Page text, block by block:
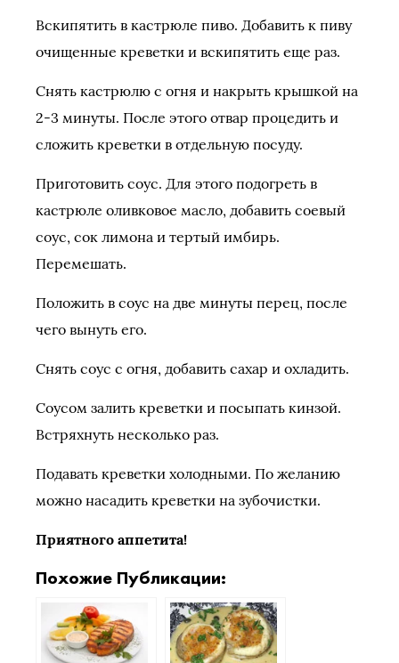
Вскипятить в кастрюле пиво. Добавить к пиву
очищенные креветки и вскипятить еще раз.
Снять кастрюлю с огня и накрыть крышкой на
2-3 минуты. После этого отвар процедить и
сложить креветки в отдельную посуду.
Приготовить соус. Для этого подогреть в
кастрюле оливковое масло, добавить соевый
соус, сок лимона и тертый имбирь.
Перемешать.
Положить в соус на две минуты перец, после
чего вынуть его.
Снять соус с огня, добавить сахар и охладить.
Соусом залить креветки и посыпать кинзой.
Встряхнуть несколько раз.
Подавать креветки холодными. По желанию
можно насадить креветки на зубочистки.
Приятного аппетита!
Похожие Публикации: